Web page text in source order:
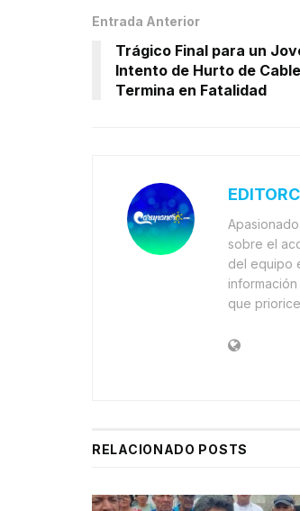
Entrada Anterior
Trágico Final para un
Intento de Hurto de
Termina en Fatalidad
sobre el
del equipo
que
RELACIONADO POSTS